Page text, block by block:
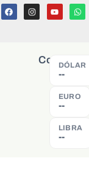
Cotação
DÓLAR
--
EURO
--
LIBRA
--